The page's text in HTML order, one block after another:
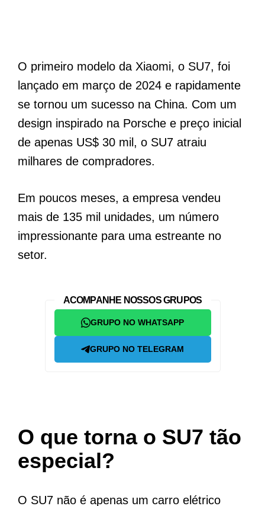
O primeiro modelo da Xiaomi, o SU7, foi
lançado em março de 2024 e rapidamente
se tornou um sucesso na China. Com um
design inspirado na Porsche e preço inicial
de apenas US$ 30 mil, o SU7 atraiu
milhares de compradores.
Em poucos meses, a empresa vendeu
mais de 135 mil unidades, um número
impressionante para uma estreante no
setor.
ACOMPANHE NOSSOS GRUPOS
GRUPO NO WHATSAPP
GRUPO NO TELEGRAM
O que torna o SU7 tão
especial?
O SU7 não é apenas um carro elétrico